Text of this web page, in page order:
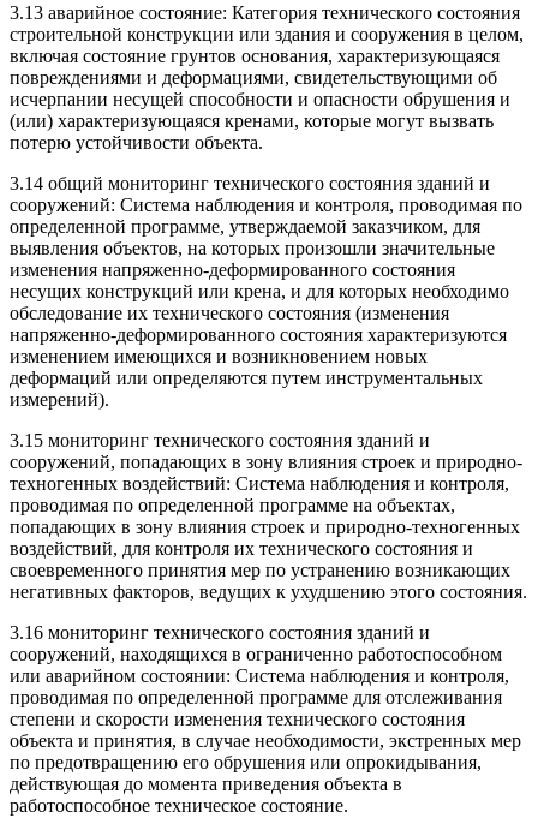
3.13 аварийное состояние: Категория технического состояния
строительной конструкции или здания и сооружения в целом,
включая состояние грунтов основания, характеризующаяся
повреждениями и деформациями, свидетельствующими об
исчерпании несущей способности и опасности обрушения и
(или) характеризующаяся кренами, которые могут вызвать
потерю устойчивости объекта.
3.14 общий мониторинг технического состояния зданий и
сооружений: Система наблюдения и контроля, проводимая по
определенной программе, утверждаемой заказчиком, для
выявления объектов, на которых произошли значительные
изменения напряженно-деформированного состояния
несущих конструкций или крена, и для которых необходимо
обследование их технического состояния (изменения
напряженно-деформированного состояния характеризуются
изменением имеющихся и возникновением новых
деформаций или определяются путем инструментальных
измерений).
3.15 мониторинг технического состояния зданий и
сооружений, попадающих в зону влияния строек и природно-
техногенных воздействий: Система наблюдения и контроля,
проводимая по определенной программе на объектах,
попадающих в зону влияния строек и природно-техногенных
воздействий, для контроля их технического состояния и
своевременного принятия мер по устранению возникающих
негативных факторов, ведущих к ухудшению этого состояния.
3.16 мониторинг технического состояния зданий и
сооружений, находящихся в ограниченно работоспособном
или аварийном состоянии: Система наблюдения и контроля,
проводимая по определенной программе для отслеживания
степени и скорости изменения технического состояния
объекта и принятия, в случае необходимости, экстренных мер
по предотвращению его обрушения или опрокидывания,
действующая до момента приведения объекта в
работоспособное техническое состояние.